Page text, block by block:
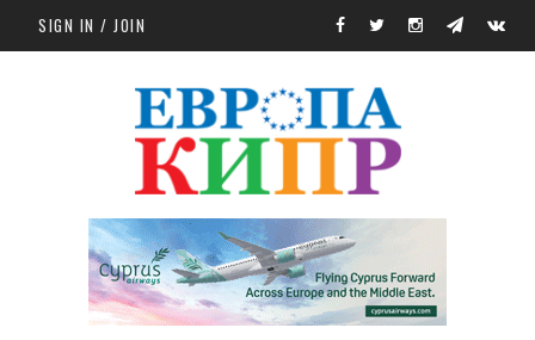
Skip to main content
SIGN IN / JOIN